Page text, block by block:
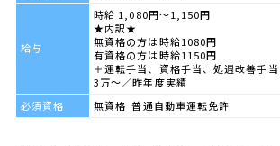
給与
時給 1,080円～1,150円
★内訳★
無資格の方は時給1080円
有資格の方は時給1150円
＋運転手当、資格手当、処遇改善手当
3万～／昨年度実績
必須資格
無資格 普通自動車運転免許